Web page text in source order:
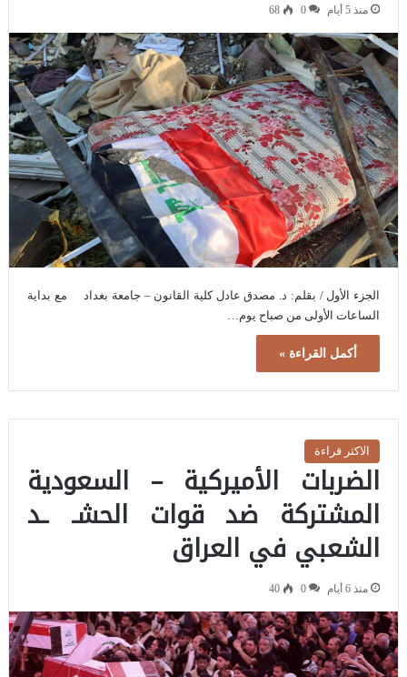
منذ 5 أيام 0
68
الجزء الأول / بقلم: د. مصدق عادل كلية القانون – جامعة بغداد مع بداية
الساعات الأولى من صباح يوم…
أكمل القراءة »
الاكثر قراءة
الضربات الأميركية – السعودية
المشتركة ضد قوات الحشـ ـد
الشعبي في العراق
منذ 6 أيام 0
40